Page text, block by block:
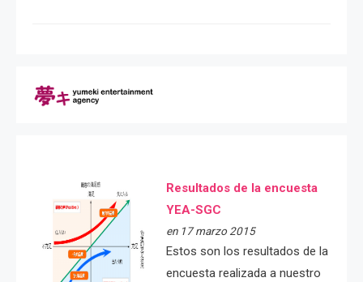
Resultados de la encuesta
YEA-SGC
en 17 marzo 2015
Estos son los resultados de la
encuesta realizada a nuestro